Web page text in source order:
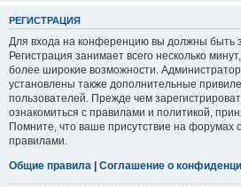
РЕГИСТРАЦИЯ
Для входа на конференцию вы должны быть
Регистрация занимает всего несколько
более широкие возможности.
установлены также дополнительные
пользователей. Прежде чем
ознакомиться с правилами и политикой,
Помните, что ваше присутствие на форумах
правилами.
Общие правила | Соглашение о